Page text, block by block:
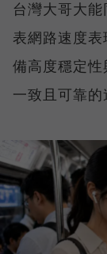
台灣大哥大
表網路速度
備高度穩定
一致且可靠的